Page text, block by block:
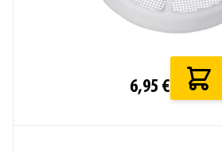
6,95 €